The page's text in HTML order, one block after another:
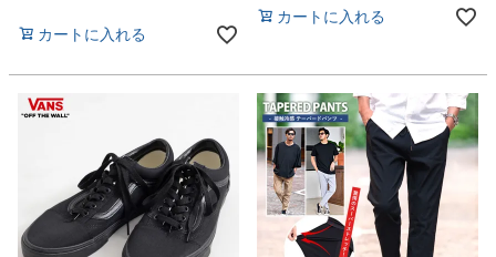
カートに入れる
カートに入れる